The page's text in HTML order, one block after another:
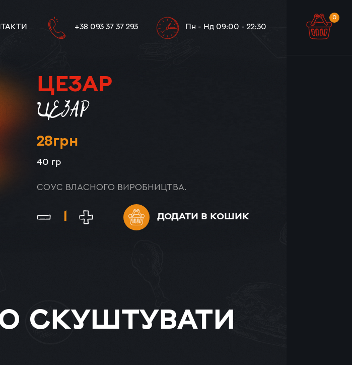
+38 093 37 37 293 Пн - Нд 09:00 - 22:30
0
ЦЕЗАР
ЦЕЗАР
28грн
40 гр
СОУС ВЛАСНОГО ВИРОБНИЦТВА.
ДОДАТИ В КОШИК
СКУШТУВАТИ
0